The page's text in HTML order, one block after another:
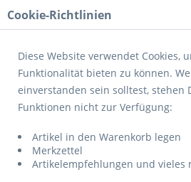
Menü
Übersicht Trainigsbälle
Gr. 7
Cookie-Richtlinien
Diese Website verwendet Cookies,
Funktionalität bieten zu können.
einverstanden sein solltest, stehen
Funktionen nicht zur Verfügung:
Artikel in den Warenkorb legen
Merkzettel
Artikelempfehlungen und vieles